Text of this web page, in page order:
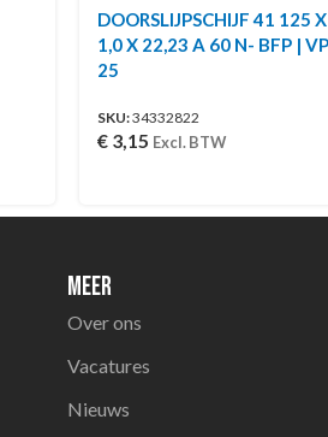
DOORSLIJPSCHIJF 41 125 X
1,0 X 22,23 A 60 N- BFP |
25
SKU:34332822
€ 3,15 Excl. BTW
Meer
Over ons
Vacatures
Nieuws